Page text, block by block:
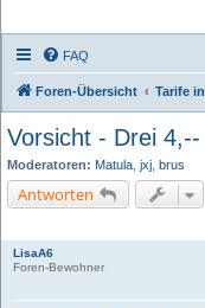
FAQ
Foren-Übersicht Tarife
Vorsicht - Drei
Moderatoren: Matula jxj brus
Antworten
LisaA6
Foren-Bewohner